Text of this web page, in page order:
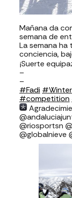
Mañana da
semana de
La semana
conciencia,
¡Suerte
–
–
#Fadi
#competition
@riosportsn
@globalnieve